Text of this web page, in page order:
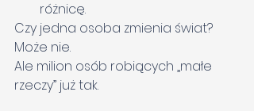
różnicę.
Czy jedna osoba zmienia świat?
Może nie.
Ale milion osób robiących „małe
rzeczy” już tak.